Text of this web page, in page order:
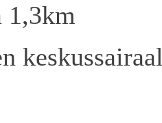
1,3km